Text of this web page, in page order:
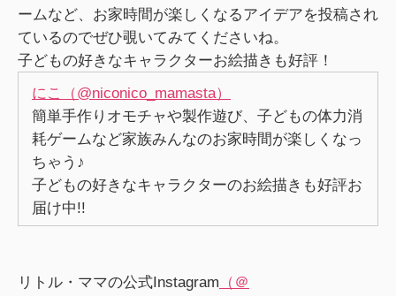
ームなど、お家時間が楽しくなるアイデアを投稿され
ているのでぜひ覗いてみてくださいね。
子どもの好きなキャラクターお絵描きも好評！
にこ（@niconico_mamasta）
簡単手作りオモチャや製作遊び、子どもの体力消
耗ゲームなど家族みんなのお家時間が楽しくなっ
ちゃう♪
子どもの好きなキャラクターのお絵描きも好評お
届け中!!
リトル・ママの公式Instagram （＠